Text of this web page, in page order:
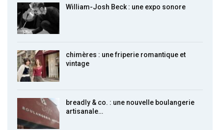
William-Josh Beck : une expo sonore
chimères : une friperie romantique et
vintage
breadly & co. : une nouvelle boulangerie
artisanale…